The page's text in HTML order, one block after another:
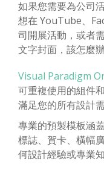
如果您需要為公司
想在 YouTube、
司開展活動，或者
文字封面，該怎麼
Visual Paradigm
可重複使用的組件
滿足您的所有設計需
專業的預製模板涵
標誌、賀卡、橫幅
何設計經驗或專業